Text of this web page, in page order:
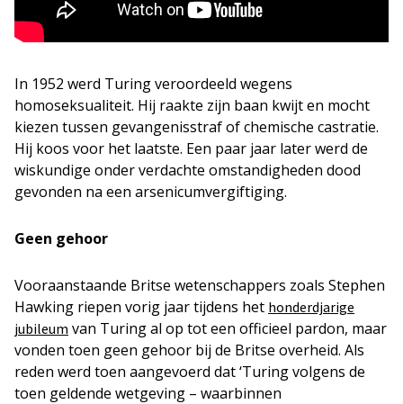
In 1952 werd Turing veroordeeld wegens
homoseksualiteit. Hij raakte zijn baan kwijt en mocht
kiezen tussen gevangenisstraf of chemische castratie.
Hij koos voor het laatste. Een paar jaar later werd de
wiskundige onder verdachte omstandigheden dood
gevonden na een arsenicumvergiftiging.
Geen gehoor
Vooraanstaande Britse wetenschappers zoals Stephen
Hawking riepen vorig jaar tijdens het honderdjarige
jubileum van Turing al op tot een officieel pardon, maar
vonden toen geen gehoor bij de Britse overheid. Als
reden werd toen aangevoerd dat ‘Turing volgens de
toen geldende wetgeving – waarbinnen